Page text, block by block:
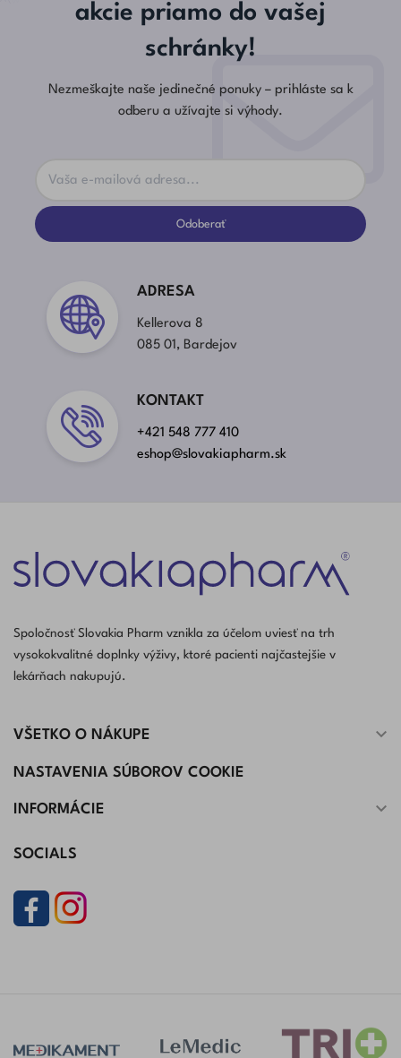
akcie priamo do vašej
schránky!
Nezmeškajte naše jedinečné ponuky – prihláste sa k
odberu a užívajte si výhody.
Odoberať
ADRESA
Kellerova 8
085 01, Bardejov
KONTAKT
+421 548 777 410
eshop@slovakiapharm.sk
Spoločnosť Slovakia Pharm vznikla za účelom uviesť na trh
vysokokvalitné doplnky výživy, ktoré pacienti najčastejšie v
lekárňach nakupujú.
VŠETKO O NÁKUPE 
NASTAVENIA SÚBOROV COOKIE
INFORMÁCIE 
SOCIALS